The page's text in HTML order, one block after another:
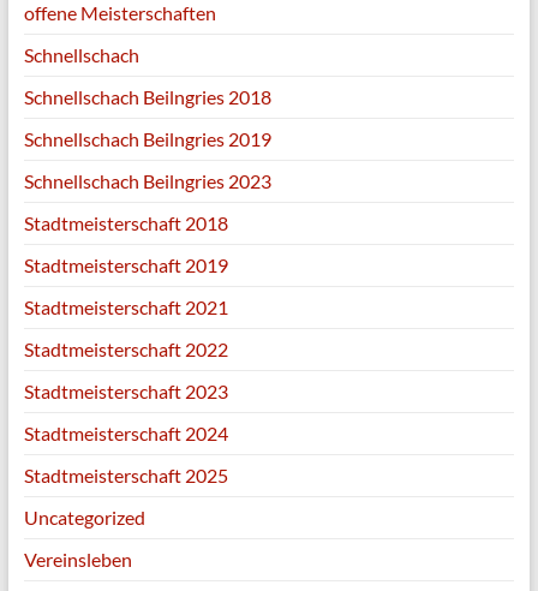
offene Meisterschaften
Schnellschach
Schnellschach Beilngries 2018
Schnellschach Beilngries 2019
Schnellschach Beilngries 2023
Stadtmeisterschaft 2018
Stadtmeisterschaft 2019
Stadtmeisterschaft 2021
Stadtmeisterschaft 2022
Stadtmeisterschaft 2023
Stadtmeisterschaft 2024
Stadtmeisterschaft 2025
Uncategorized
Vereinsleben